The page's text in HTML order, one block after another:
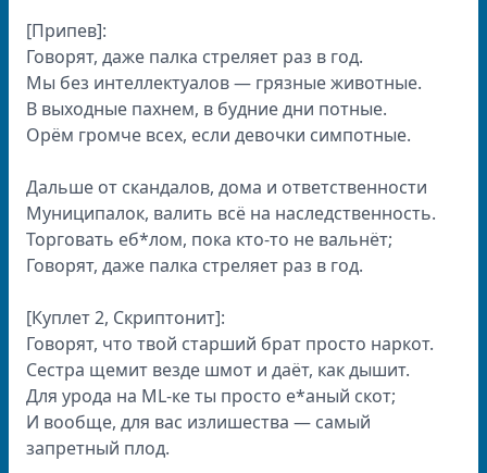
[Припев]:
Говорят, даже палка стреляет раз в год.
Мы без интеллектуалов — грязные животные.
В выходные пахнем, в будние дни потные.
Орём громче всех, если девочки симпотные.
Дальше от скандалов, дома и ответственности
Муниципалок, валить всё на наследственность.
Торговать еб*лом, пока кто-то не вальнёт;
Говорят, даже палка стреляет раз в год.
[Куплет 2, Скриптонит]:
Говорят, что твой старший брат просто наркот.
Сестра щемит везде шмот и даёт, как дышит.
Для урода на ML-ке ты просто е*аный скот;
И вообще, для вас излишества — самый
запретный плод.